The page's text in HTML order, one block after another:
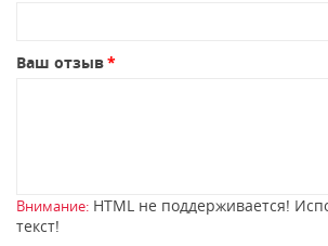
Ваш отзыв
Внимание: HTML не поддерживается!
текст!